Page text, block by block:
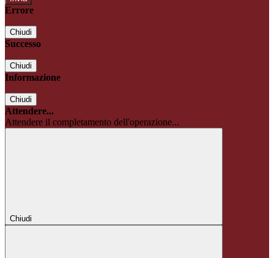
Errore
Chiudi
Successo
Chiudi
Informazione
Chiudi
Attendere...
Attendere il completamento dell'operazione...
Chiudi